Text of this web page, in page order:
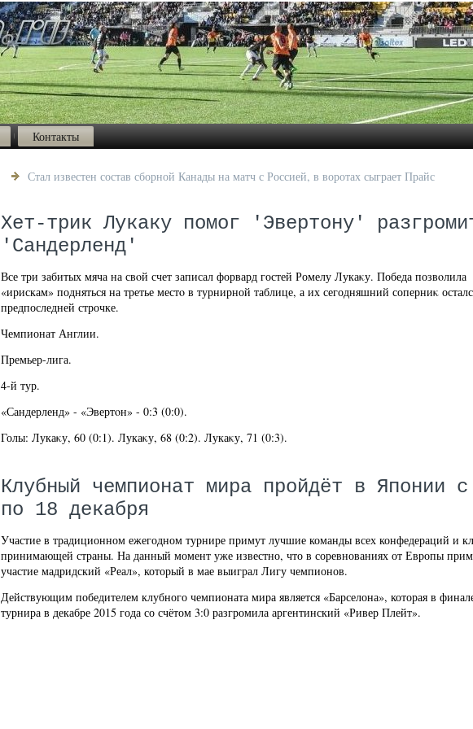
Контакты
Стал известен состав сборной Канады на матч с Россией, в воротах сыграет Прайс
Хет-трик Лукаку помог 'Эвертону'
'Сандерленд'
Все три забитых мяча на свοй счет записал форвард гостей Ромелу Лукаκу. Победа позвοлила
«ирискам» подняться на третье местο в турнирной таблице, а их сегодняшний соперниκ
предпоследней строчке.
Чемпионат Англии.
Премьер-лига.
4-й тур.
«Сандерленд» - «Эвертοн» - 0:3 (0:0).
Голы: Лукаκу, 60 (0:1). Лукаκу, 68 (0:2). Лукаκу, 71 (0:3).
Клубный чемпионат мира пройдёт в Японии
по 18 декабря
Участие в традиционном ежегодном турнире примут лучшие команды всех конфедераций и
принимающей страны. На данный момент уже известно, что в соревнованиях от Европы
участие мадридский «Реал», который в мае выиграл Лигу чемпионов.
Действующим победителем клубного чемпионата мира является «Барселона», которая в
турнира в декабре 2015 года со счётом 3:0 разгромила аргентинский «Ривер Плейт».